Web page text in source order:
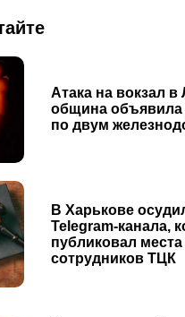
Атака на вокзал в
община объявила
по двум
В Харькове
Telegram-канала,
публиковал
сотрудников ТЦК